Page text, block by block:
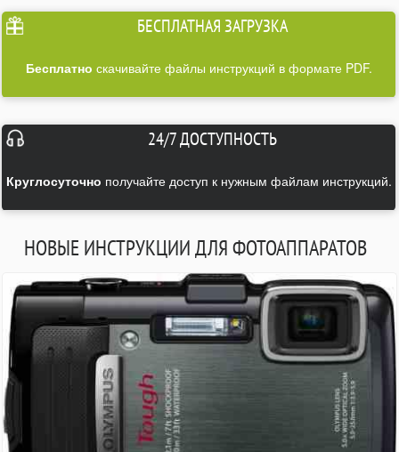
БЕСПЛАТНАЯ ЗАГРУЗКА
Бесплатно скачивайте файлы инструкций в формате PDF.
24/7 ДОСТУПНОСТЬ
Круглосуточно получайте доступ к нужным файлам инструкций.
НОВЫЕ ИНСТРУКЦИИ ДЛЯ ФОТОАППАРАТОВ